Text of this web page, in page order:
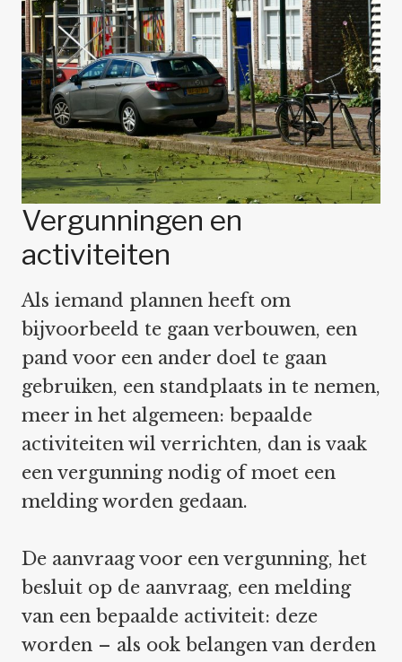
Vergunningen en
activiteiten
Als iemand plannen heeft om
bijvoorbeeld te gaan verbouwen, een
pand voor een ander doel te gaan
gebruiken, een standplaats in te nemen,
meer in het algemeen: bepaalde
activiteiten wil verrichten, dan is vaak
een vergunning nodig of moet een
melding worden gedaan.
De aanvraag voor een vergunning, het
besluit op de aanvraag, een melding
van een bepaalde activiteit: deze
worden – als ook belangen van derden